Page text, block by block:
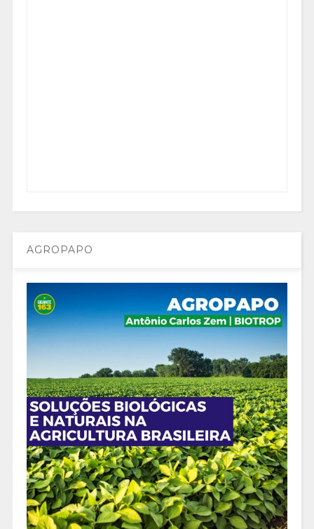
AGROPAPO